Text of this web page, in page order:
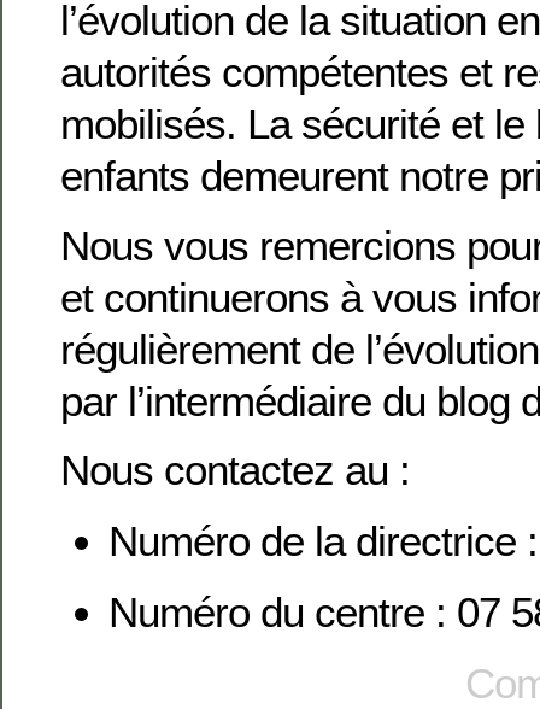
l’évolution de la situation
autorités compétentes et
mobilisés. La sécurité et le
enfants demeurent notre
Nous vous remercions
et continuerons à vous
régulièrement de
par l’intermédiaire du blog
Nous contactez au :
Numéro de la directrice
Numéro du centre : 07